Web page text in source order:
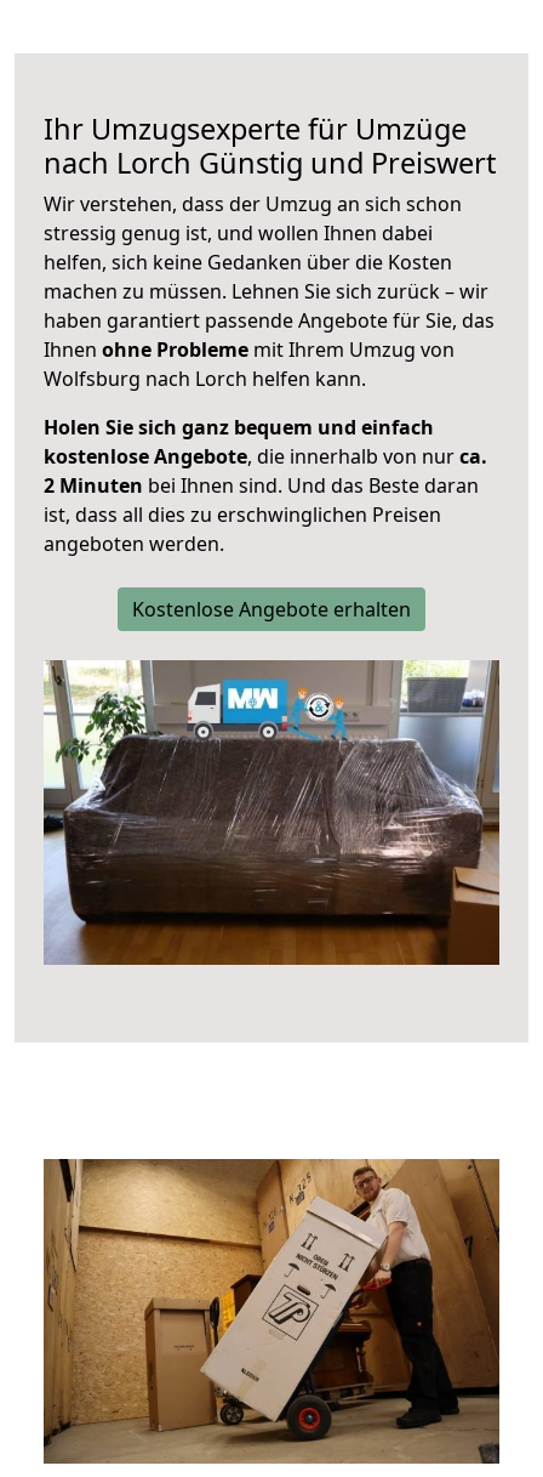
Ihr Umzugsexperte für Umzüge
nach Lorch Günstig und Preiswert
Wir verstehen, dass der Umzug an sich schon
stressig genug ist, und wollen Ihnen dabei
helfen, sich keine Gedanken über die Kosten
machen zu müssen. Lehnen Sie sich zurück – wir
haben garantiert passende Angebote für Sie, das
Ihnen ohne Probleme mit Ihrem Umzug von
Wolfsburg nach Lorch helfen kann.
Holen Sie sich ganz bequem und einfach
kostenlose Angebote, die innerhalb von nurca.
2 Minuten bei Ihnen sind. Und das Beste daran
ist, dass all dies zu erschwinglichen Preisen
angeboten werden.
Kostenlose Angebote erhalten